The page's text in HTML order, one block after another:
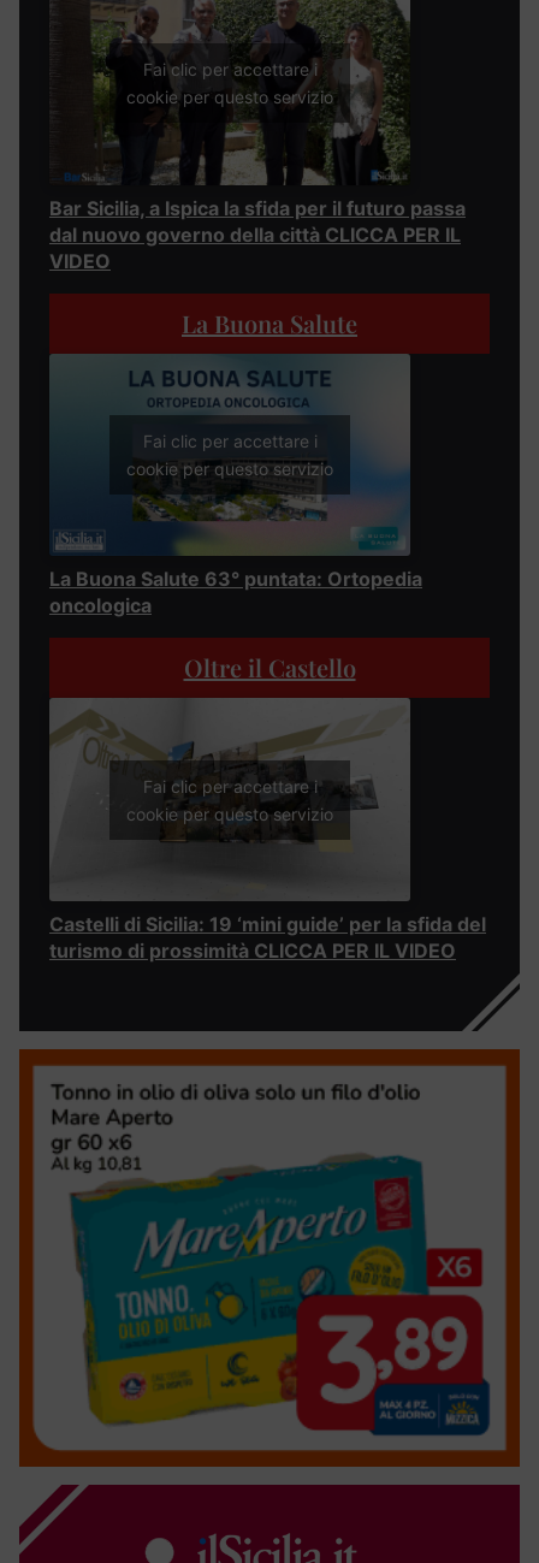
Fai clic per accettare i
cookie per questo servizio
Bar Sicilia, a Ispica la sfida per il futuro passa
dal nuovo governo della città CLICCA PER IL
VIDEO
La Buona Salute
Fai clic per accettare i
cookie per questo servizio
La Buona Salute 63° puntata: Ortopedia
oncologica
Oltre il Castello
Fai clic per accettare i
cookie per questo servizio
Castelli di Sicilia: 19 ‘mini guide’ per la sfida del
turismo di prossimità CLICCA PER IL VIDEO